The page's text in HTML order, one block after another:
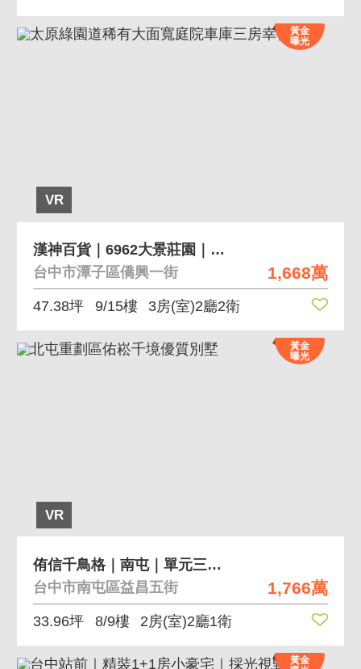
VR
黃金
曝光
1,668萬
漢神百貨｜6962大景莊園｜輕奢視野美三房平車
台中市潭子區僑興一街
47.38坪 9/15樓 3房(室)2廳2衛
VR
黃金
曝光
1,766萬
侑信千鳥格｜南屯｜單元三｜精裝兩房B1平車
台中市南屯區益昌五街
33.96坪 8/9樓 2房(室)2廳1衛
黃金